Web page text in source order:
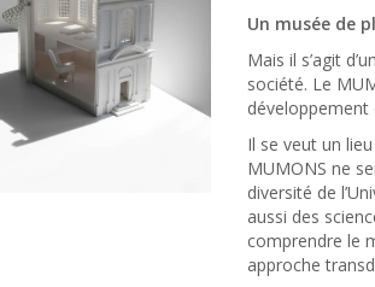
Un musée de
Mais il s’agit
société. Le
développement
Il se veut un
MUMONS ne
diversité de
aussi des
comprendre le
approche